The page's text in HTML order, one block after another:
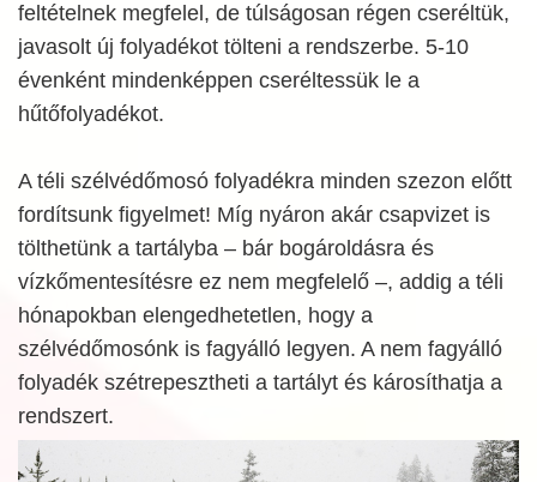
feltételnek megfelel, de túlságosan régen cseréltük,
javasolt új folyadékot tölteni a rendszerbe. 5-10
évenként mindenképpen cseréltessük le a
hűtőfolyadékot.
A téli szélvédőmosó folyadékra minden szezon előtt
fordítsunk figyelmet! Míg nyáron akár csapvizet is
tölthetünk a tartályba – bár bogároldásra és
vízkőmentesítésre ez nem megfelelő –, addig a téli
hónapokban elengedhetetlen, hogy a
szélvédőmosónk is fagyálló legyen. A nem fagyálló
folyadék szétrepesztheti a tartályt és károsíthatja a
rendszert.